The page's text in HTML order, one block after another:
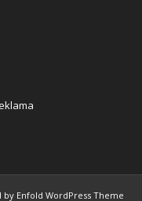
by Enfold WordPress Theme